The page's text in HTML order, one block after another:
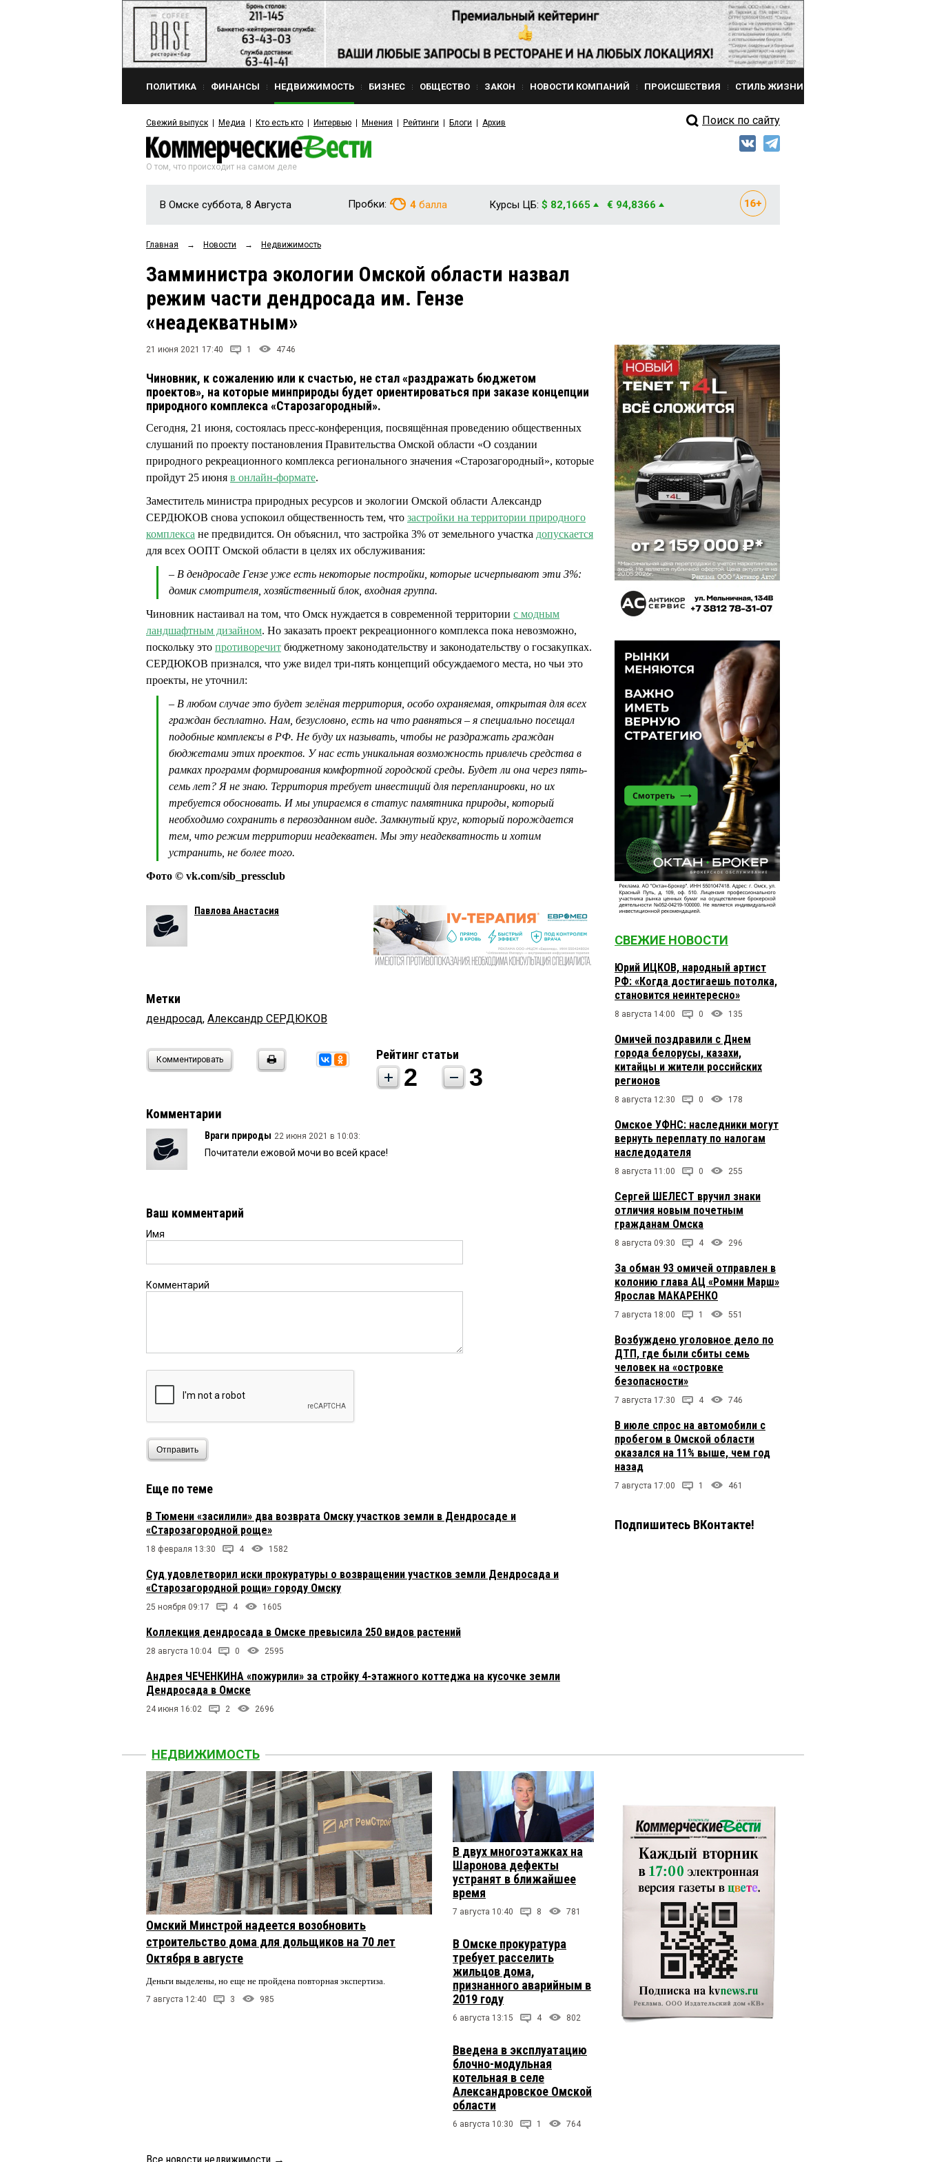
ПОЛИТИКА ФИНАНСЫ НЕДВИЖИМОСТЬ БИЗНЕС ОБЩЕСТВО ЗАКОН НОВОСТИ КОМПАНИЙ ПРОИСШЕСТВИЯ СТИЛЬ ЖИЗНИ
Свежий выпуск Медиа Кто есть кто Интервью Мнения Рейтинги Блоги Архив Поиск по сайту
О том, что происходит на самом деле
В Омске суббота, 8 Августа Пробки: 4 балла Курсы ЦБ: $ 82,1665 € 94,8366
Главная → Новости → Недвижимость
Замминистра экологии Омской области назвал
режим части дендросада им. Гензе
«неадекватным»
21 июня 2021 17:40 1 4746
Чиновник, к сожалению или к счастью, не стал «раздражать бюджетом
проектов», на которые минприроды будет ориентироваться при заказе концепции
природного комплекса «Старозагородный».
Сегодня, 21 июня, состоялась пресс-конференция, посвящённая проведению общественных
слушаний по проекту постановления Правительства Омской области «О создании
природного рекреационного комплекса регионального значения «Старозагородный», которые
пройдут 25 июня в онлайн-формате.
Заместитель министра природных ресурсов и экологии Омской области Александр
СЕРДЮКОВ снова успокоил общественность тем, что застройки на территории природного
комплекса не предвидится. Он объяснил, что застройка 3% от земельного участка допускается
для всех ООПТ Омской области в целях их обслуживания:
– В дендросаде Гензе уже есть некоторые постройки, которые исчерпывают эти 3%:
домик смотрителя, хозяйственный блок, входная группа.
Чиновник настаивал на том, что Омск нуждается в современной территории с модным
ландшафтным дизайном. Но заказать проект рекреационного комплекса пока невозможно,
поскольку это противоречит бюджетному законодательству и законодательству о госзакупках.
СЕРДЮКОВ признался, что уже видел три-пять концепций обсуждаемого места, но чьи это
проекты, не уточнил:
– В любом случае это будет зелёная территория, особо охраняемая, открытая для всех
граждан бесплатно. Нам, безусловно, есть на что равняться – я специально посещал
подобные комплексы в РФ. Не буду их называть, чтобы не раздражать граждан
бюджетами этих проектов. У нас есть уникальная возможность привлечь средства в
рамках программ формирования комфортной городской среды. Будет ли она через пять-
семь лет? Я не знаю. Территория требует инвестиций для перепланировки, но их
требуется обосновать. И мы упираемся в статус памятника природы, который
необходимо сохранить в первозданном виде. Замкнутый круг, который порождается
тем, что режим территории неадекватен. Мы эту неадекватность и хотим
устранить, не более того.
Фото © vk.com/sib_pressclub
Павлова Анастасия
Метки
дендросад, Александр СЕРДЮКОВ
Комментировать Рейтинг статьи
2 3
Комментарии
Враги природы 22 июня 2021 в 10:03:
Почитатели ежовой мочи во всей красе!
Ваш комментарий
Имя
Комментарий
Отправить
Еще по теме
В Тюмени «засилили» два возврата Омску участков земли в Дендросаде и
«Старозагородной роще»
18 февраля 13:30 4 1582
Суд удовлетворил иски прокуратуры о возвращении участков земли Дендросада и
«Старозагородной рощи» городу Омску
25 ноября 09:17 4 1605
Коллекция дендросада в Омске превысила 250 видов растений
28 августа 10:04 0 2595
Андрея ЧЕЧЕНКИНА «пожурили» за стройку 4-этажного коттеджа на кусочке земли
Дендросада в Омске
24 июня 16:02 2 2696
СВЕЖИЕ НОВОСТИ
Юрий ИЦКОВ, народный артист
РФ: «Когда достигаешь потолка,
становится неинтересно»
8 августа 14:00 0 135
Омичей поздравили с Днем
города белорусы, казахи,
китайцы и жители российских
регионов
8 августа 12:30 0 178
Омское УФНС: наследники могут
вернуть переплату по налогам
наследодателя
8 августа 11:00 0 255
Сергей ШЕЛЕСТ вручил знаки
отличия новым почетным
гражданам Омска
8 августа 09:30 4 296
За обман 93 омичей отправлен в
колонию глава АЦ «Ромни Марш»
Ярослав МАКАРЕНКО
7 августа 18:00 1 551
Возбуждено уголовное дело по
ДТП, где были сбиты семь
человек на «островке
безопасности»
7 августа 17:30 4 746
В июле спрос на автомобили с
пробегом в Омской области
оказался на 11% выше, чем год
назад
7 августа 17:00 1 461
Подпишитесь ВКонтакте!
НЕДВИЖИМОСТЬ
Омский Минстрой надеется возобновить
строительство дома для дольщиков на 70 лет
Октября в августе
Деньги выделены, но еще не пройдена повторная экспертиза.
7 августа 12:40 3 985
В двух многоэтажках на
Шаронова дефекты
устранят в ближайшее
время
7 августа 10:40 8 781
В Омске прокуратура
требует расселить
жильцов дома,
признанного аварийным в
2019 году
6 августа 13:15 4 802
Введена в эксплуатацию
блочно-модульная
котельная в селе
Александровское Омской
области
6 августа 10:30 1 764